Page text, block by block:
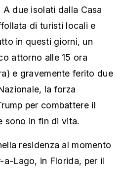
due isolati dalla Casa
di turisti locali e
in questi giorni, un
attorno alle 15 ora
e gravemente ferito due
la forza
per combattere il
sono in fin di vita.
residenza al momento
Lago, in Florida, per il